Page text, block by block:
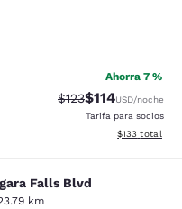
Bueno. 1211 reseñas
Ahorra 7 %
Precio tachado:
$123Precio con
$114USD/noche
Tarifa para socios
Ver detalles
$133 total
Falls Blvd
Falls Blvd
km